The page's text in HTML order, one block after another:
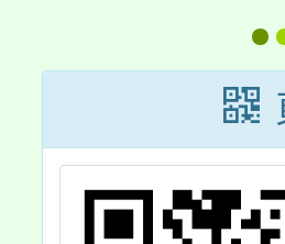
作人員第二
訓及認證實
畫